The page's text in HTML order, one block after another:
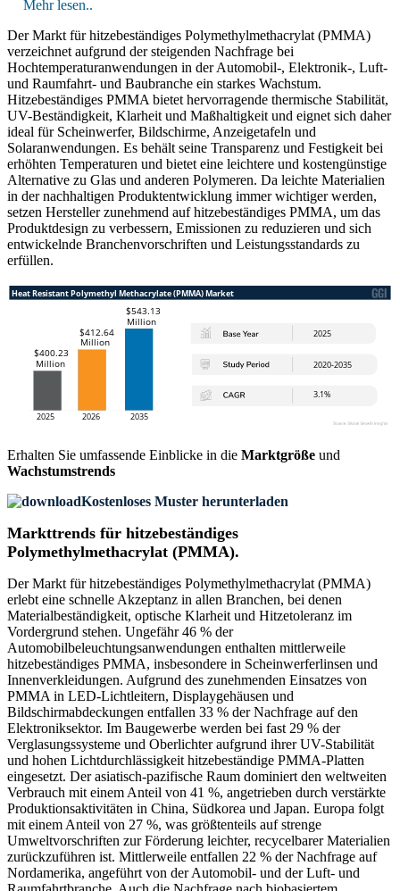
Mehr lesen..
Der Markt für hitzebeständiges Polymethylmethacrylat (PMMA)
verzeichnet aufgrund der steigenden Nachfrage bei
Hochtemperaturanwendungen in der Automobil-, Elektronik-, Luft-
und Raumfahrt- und Baubranche ein starkes Wachstum.
Hitzebeständiges PMMA bietet hervorragende thermische Stabilität,
UV-Beständigkeit, Klarheit und Maßhaltigkeit und eignet sich daher
ideal für Scheinwerfer, Bildschirme, Anzeigetafeln und
Solaranwendungen. Es behält seine Transparenz und Festigkeit bei
erhöhten Temperaturen und bietet eine leichtere und kostengünstige
Alternative zu Glas und anderen Polymeren. Da leichte Materialien
in der nachhaltigen Produktentwicklung immer wichtiger werden,
setzen Hersteller zunehmend auf hitzebeständiges PMMA, um das
Produktdesign zu verbessern, Emissionen zu reduzieren und sich
entwickelnde Branchenvorschriften und Leistungsstandards zu
erfüllen.
Erhalten Sie umfassende Einblicke in die Marktgröße und
Wachstumstrends
Kostenloses Muster herunterladen
Markttrends für hitzebeständiges
Polymethylmethacrylat (PMMA).
Der Markt für hitzebeständiges Polymethylmethacrylat (PMMA)
erlebt eine schnelle Akzeptanz in allen Branchen, bei denen
Materialbeständigkeit, optische Klarheit und Hitzetoleranz im
Vordergrund stehen. Ungefähr 46 % der
Automobilbeleuchtungsanwendungen enthalten mittlerweile
hitzebeständiges PMMA, insbesondere in Scheinwerferlinsen und
Innenverkleidungen. Aufgrund des zunehmenden Einsatzes von
PMMA in LED-Lichtleitern, Displaygehäusen und
Bildschirmabdeckungen entfallen 33 % der Nachfrage auf den
Elektroniksektor. Im Baugewerbe werden bei fast 29 % der
Verglasungssysteme und Oberlichter aufgrund ihrer UV-Stabilität
und hohen Lichtdurchlässigkeit hitzebeständige PMMA-Platten
eingesetzt. Der asiatisch-pazifische Raum dominiert den weltweiten
Verbrauch mit einem Anteil von 41 %, angetrieben durch verstärkte
Produktionsaktivitäten in China, Südkorea und Japan. Europa folgt
mit einem Anteil von 27 %, was größtenteils auf strenge
Umweltvorschriften zur Förderung leichter, recycelbarer Materialien
zurückzuführen ist. Mittlerweile entfallen 22 % der Nachfrage auf
Nordamerika, angeführt von der Automobil- und der Luft- und